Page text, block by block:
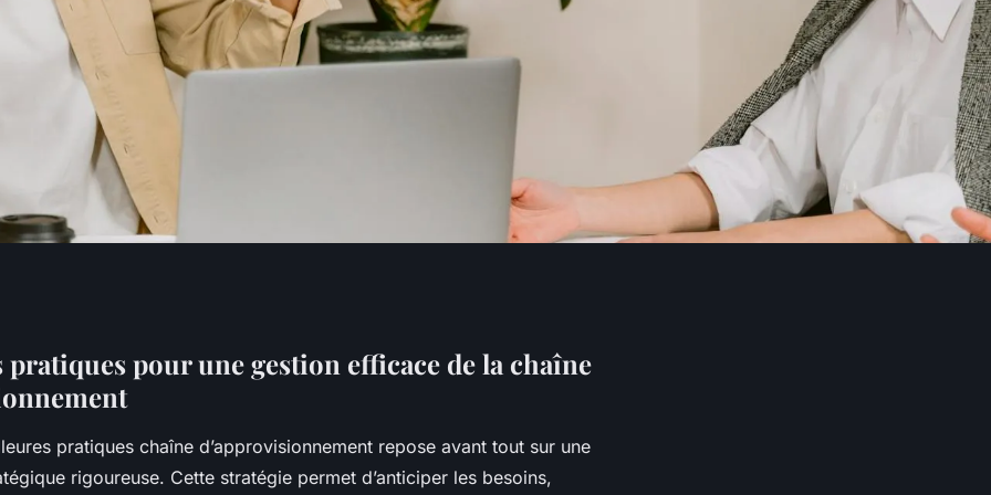
pratiques
chaîne
pour une gestion efficace de la chaîne
pratiques chaîne d’approvisionnement repose avant tout sur une
rigoureuse. Cette stratégie permet d’anticiper les besoins,